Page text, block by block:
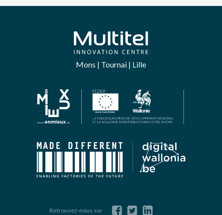
Mons | Tournai | Lille
Retrouvez-nous sur